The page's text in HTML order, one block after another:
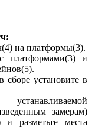
на платформы(3).
платформами(3) и
установите в
замерам)
разметьте места